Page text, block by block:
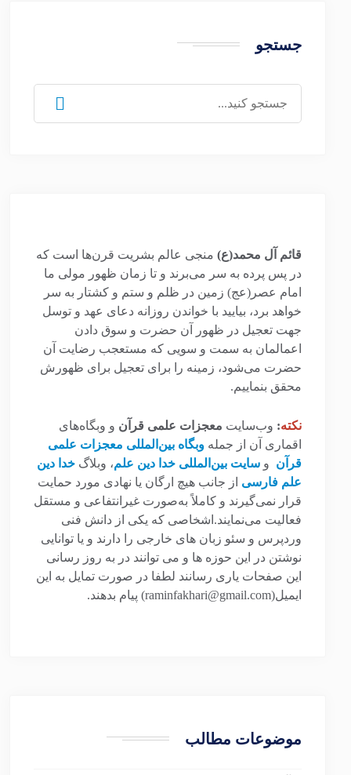
جستجو
برای:
قائم آل محمد(ع) منجی عالم بشریت قرن‌ها است که
در پس پرده به سر می‌برند و تا زمان ظهور مولی ما
امام عصر(عج) زمین در ظلم و ستم و کشتار به سر
خواهد برد، بیایید با خواندن روزانه دعای عهد و توسل
جهت تعجیل در ظهور آن حضرت و سوق دادن
اعمالمان به سمت و سویی که مستعجب رضایت آن
حضرت می‌شود، زمینه را برای تعجیل برای ظهورش
محقق بنماییم.
نکته: وب‌سایت معجزات علمی قرآن و وبگاه‌های
اقماری آن از جمله وبگاه بین‌المللی معجزات علمی
قرآن و سایت بین‌المللی خدا دین علم، وبلاگ خدا دین
علم فارسی از جانب هیچ ارگان یا نهادی مورد حمایت
قرار نمی‌گیرند و کاملاً به‌صورت غیرانتفاعی و مستقل
فعالیت می‌نمایند.اشخاصی که یکی از دانش فنی
وردپرس و سئو زبان های خارجی را دارند و یا توانایی
نوشتن در این حوزه ها و می توانند در به روز رسانی
این صفحات یاری رسانند لطفا در صورت تمایل به این
ایمیل(raminfakhari@gmail.com) پیام بدهند.
موضوعات مطالب